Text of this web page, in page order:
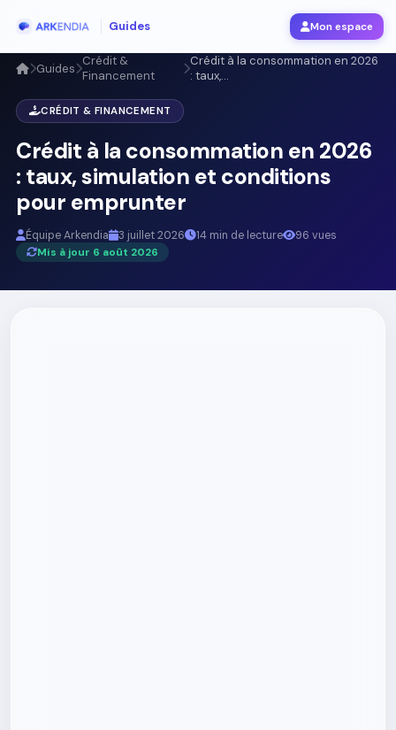
Guides Mon espace
Guides Crédit &
Financement
Crédit à la consommation en 2026
: taux,...
CRÉDIT & FINANCEMENT
Crédit à la consommation en 2026
: taux, simulation et conditions
pour emprunter
Équipe Arkendia 3 juillet 2026 14 min de lecture
96 vues
Mis à jour 6 août 2026